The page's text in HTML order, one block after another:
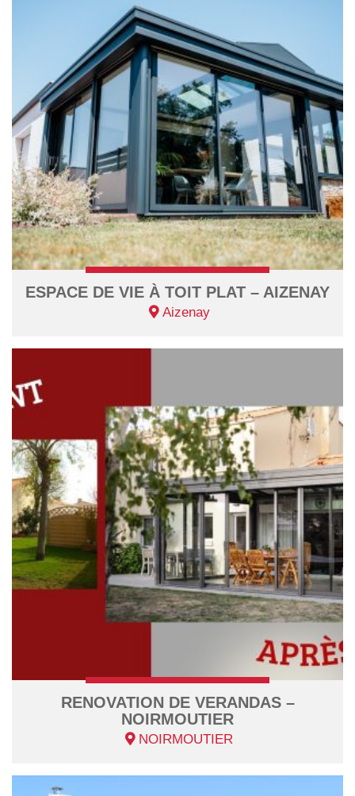
ESPACE DE VIE À TOIT PLAT – AIZENAY
Aizenay
RENOVATION DE VERANDAS –
NOIRMOUTIER
NOIRMOUTIER